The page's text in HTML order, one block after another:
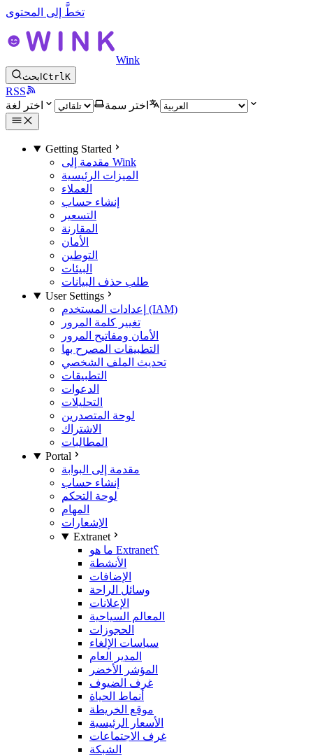
تخطَّ إلى المحتوى
Wink
ابحث CtrlK
RSS
اختر سمة
اختر لغة
Getting Started
مقدمة إلى Wink
الميزات الرئيسية
العملاء
إنشاء حساب
التسعير
المقارنة
الأمان
التوطين
البيئات
طلب حذف البيانات
User Settings
إعدادات المستخدم (IAM)
تغيير كلمة المرور
الأمان ومفاتيح المرور
التطبيقات المصرح بها
تحديث الملف الشخصي
التطبيقات
الدعوات
التحليلات
لوحة المتصدرين
الاشتراك
المطالبات
Portal
مقدمة إلى البوابة
إنشاء حساب
لوحة التحكم
المهام
الإشعارات
Extranet
ما هو Extranet؟
الأنشطة
الإضافات
وسائل الراحة
الإعلانات
المعالم السياحية
الحجوزات
سياسات الإلغاء
المدير العام
المؤشر الأخضر
غرف الضيوف
أنماط الحياة
موقع الخريطة
الأسعار الرئيسية
غرف الاجتماعات
الشبكة